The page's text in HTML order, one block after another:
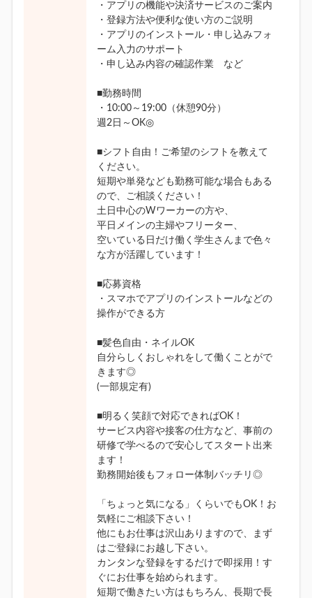
・アプリの機能や決済サービスのご案内
・登録方法や便利な使い方のご説明
・アプリのインストール・申し込みフォ
ーム入力のサポート
・申し込み内容の確認作業 など
■勤務時間
・10:00～19:00（休憩90分）
週2日～OK◎
■シフト自由！ご希望のシフトを教えて
ください。
短期や単発なども勤務可能な場合もある
ので、ご相談ください！
土日中心のWワーカーの方や、
平日メインの主婦やフリーター、
空いている日だけ働く学生さんまで色々
な方が活躍しています！
■応募資格
・スマホでアプリのインストールなどの
操作ができる方
■髪色自由・ネイルOK
自分らしくおしゃれをして働くことがで
きます◎
(一部規定有)
■明るく笑顔で対応できればOK！
サービス内容や接客の仕方など、事前の
研修で学べるので安心してスタート出来
ます！
勤務開始後もフォロー体制バッチリ◎
「ちょっと気になる」くらいでもOK！お
気軽にご相談下さい！
他にもお仕事は沢山ありますので、まず
はご登録にお越し下さい。
カンタンな登録をするだけで即採用！す
ぐにお仕事を始められます。
短期で働きたい方はもちろん、長期で長